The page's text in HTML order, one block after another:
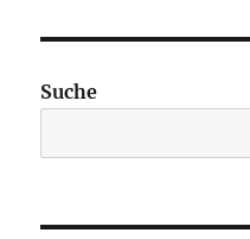
Suche